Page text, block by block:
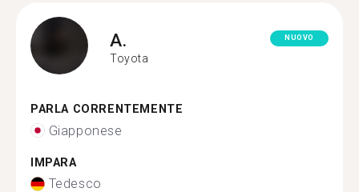
A.
Toyota
NUOVO
PARLA CORRENTEMENTE
Giapponese
IMPARA
Tedesco